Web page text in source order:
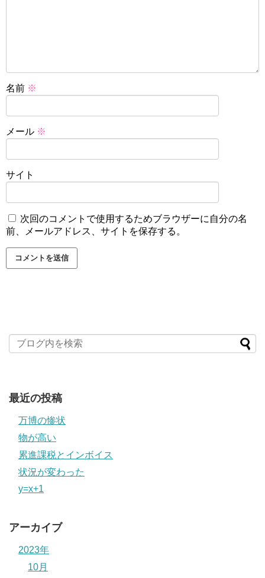
名前 ※
メール ※
サイト
次回のコメントで使用するためブラウザーに自分の名
前、メールアドレス、サイトを保存する。
最近の投稿
万博の惨状
物が高い
累進課税とインボイス
状況が変わった
y=x+1
アーカイブ
2023年
10月